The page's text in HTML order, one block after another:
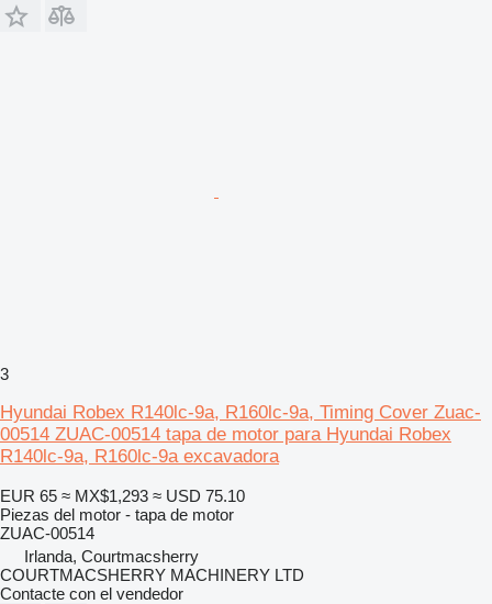
3
Hyundai Robex R140lc-9a, R160lc-9a, Timing Cover Zuac-
00514 ZUAC-00514 tapa de motor para Hyundai Robex
R140lc-9a, R160lc-9a excavadora
EUR 65 ≈ MX$1,293 ≈ USD 75.10
Piezas del motor - tapa de motor
ZUAC-00514
Irlanda, Courtmacsherry
COURTMACSHERRY MACHINERY LTD
Contacte con el vendedor